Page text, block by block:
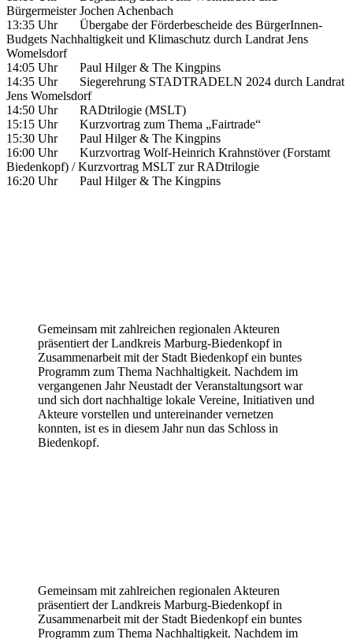
Bürgermeister Jochen Achenbach
13:35 Uhr Übergabe der Förderbescheide des BürgerInnen-
Budgets Nachhaltigkeit und Klimaschutz durch Landrat Jens
Womelsdorf
14:05 Uhr Paul Hilger & The Kingpins
14:35 Uhr Siegerehrung STADTRADELN 2024 durch Landrat
Jens Womelsdorf
14:50 Uhr RADtrilogie (MSLT)
15:15 Uhr Kurzvortrag zum Thema „Fairtrade“
15:30 Uhr Paul Hilger & The Kingpins
16:00 Uhr Kurzvortrag Wolf-Heinrich Krahnstöver (Forstamt
Biedenkopf) / Kurzvortrag MSLT zur RADtrilogie
16:20 Uhr Paul Hilger & The Kingpins
Gemeinsam mit zahlreichen regionalen Akteuren
präsentiert der Landkreis Marburg-Biedenkopf in
Zusammenarbeit mit der Stadt Biedenkopf ein buntes
Programm zum Thema Nachhaltigkeit. Nachdem im
vergangenen Jahr Neustadt der Veranstaltungsort war
und sich dort nachhaltige lokale Vereine, Initiativen und
Akteure vorstellen und untereinander vernetzen
konnten, ist es in diesem Jahr nun das Schloss in
Biedenkopf.
Gemeinsam mit zahlreichen regionalen Akteuren
präsentiert der Landkreis Marburg-Biedenkopf in
Zusammenarbeit mit der Stadt Biedenkopf ein buntes
Programm zum Thema Nachhaltigkeit. Nachdem im